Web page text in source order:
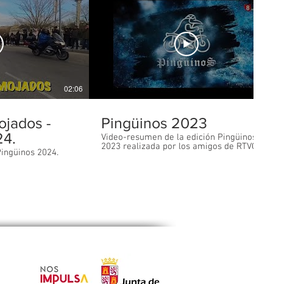
02:06
-
2024.
Pingüinos 2023
Video-resumen de la edición Pingüinos
2023 realizada por los amigos de RTVCyL.